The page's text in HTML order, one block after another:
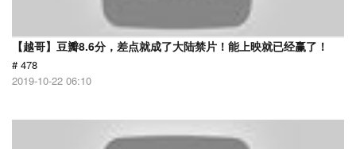
【越哥】豆瓣8.6分，差点就成了大陆禁片！能上映就已经赢了！
# 478
2019-10-22 06:10